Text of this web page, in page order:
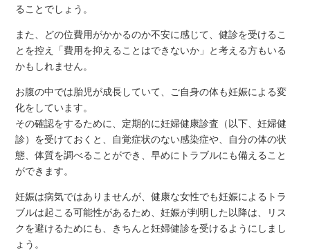
ることでしょう。
また、どの位費用がかかるのか不安に感じて、健診を受けるこ
とを控え「費用を抑えることはできないか」と考える方もいる
かもしれません。
お腹の中では胎児が成長していて、ご自身の体も妊娠による変
化をしています。
その確認をするために、定期的に妊婦健康診査（以下、妊婦健
診）を受けておくと、自覚症状のない感染症や、自分の体の状
態、体質を調べることができ、早めにトラブルにも備えること
ができます。
妊娠は病気ではありませんが、健康な女性でも妊娠によるトラ
ブルは起こる可能性があるため、妊娠が判明した以降は、リス
クを避けるためにも、きちんと妊婦健診を受けるようにしまし
ょう。